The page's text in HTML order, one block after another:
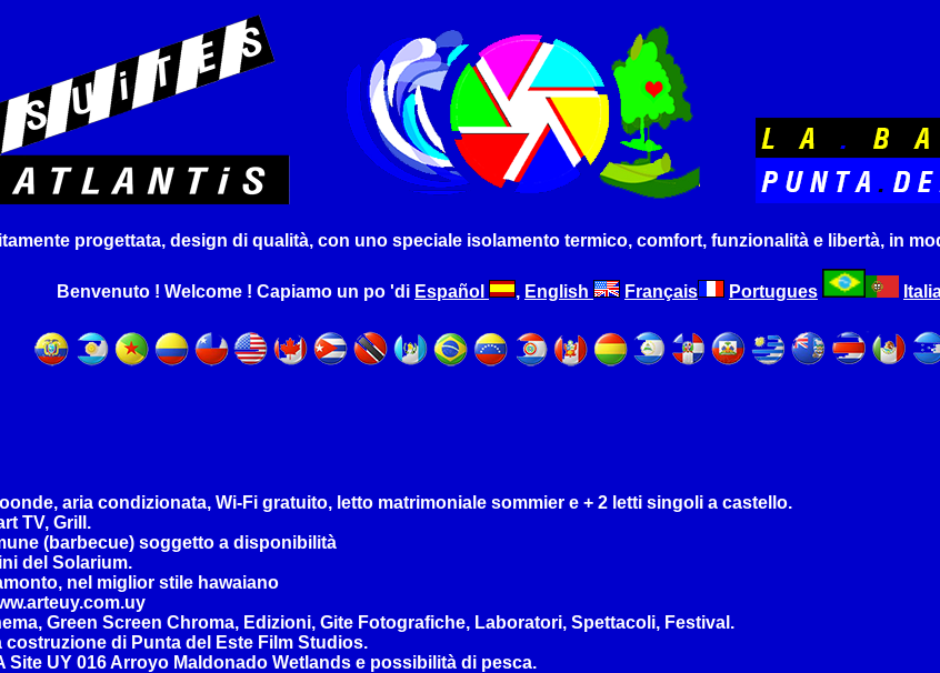
progettata, design di qualità, con uno speciale isolamento termico, comfort, funzionalità e libertà, in
Benvenuto ! Welcome ! Capiamo un po 'di Español , English Français Portugues
aria condizionata, Wi-Fi gratuito, letto matrimoniale sommier e + 2 letti singoli a castello.
TV, Grill.
(barbecue) soggetto a disponibilità
del Solarium.
nel miglior stile hawaiano
Green Screen Chroma, Edizioni, Gite Fotografiche, Laboratori, Spettacoli, Festival.
di Punta del Este Film Studios.
UY 016 Arroyo Maldonado Wetlands e possibilità di pesca.